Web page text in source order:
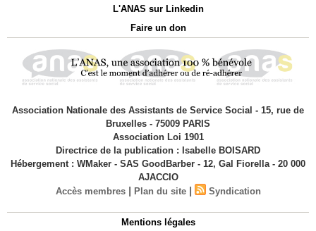
L'ANAS sur Linkedin
Faire un don
Association Nationale des Assistants de Service Social - 15, rue de
Bruxelles - 75009 PARIS
Association Loi 1901
Directrice de la publication : Isabelle BOISARD
Hébergement : WMaker - SAS GoodBarber - 12, Gal Fiorella - 20 000
AJACCIO
Accès membres | Plan du site | Syndication
Mentions légales